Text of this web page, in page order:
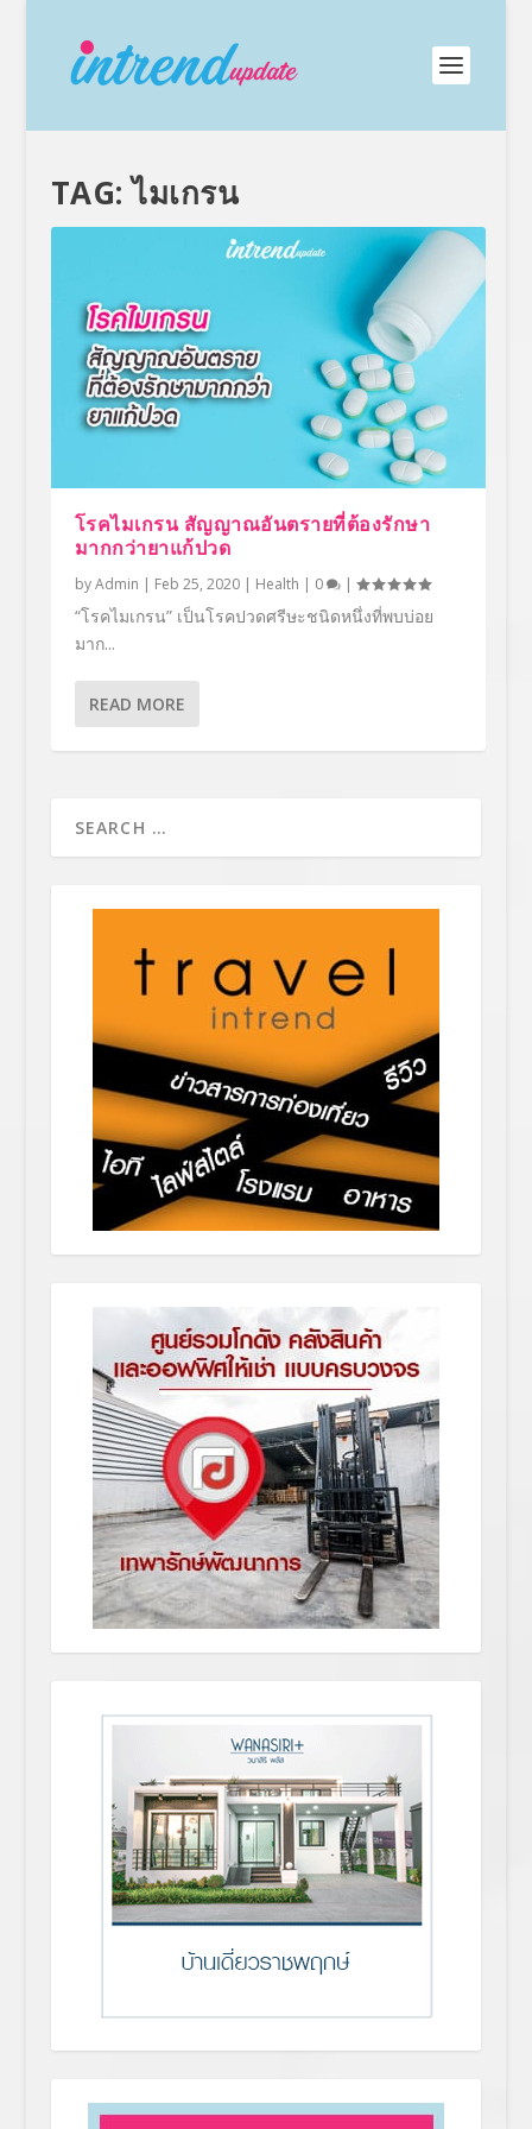
TAG:ไมเกรน
โรคไมเกรน สัญญาณอันตรายที่ต้องรักษา
มากกว่ายาแก้ปวด
byAdmin | Feb 25, 2020| Health | 0 |
“โรคไมเกรน” เป็นโรคปวดศรีษะชนิดหนึ่งที่พบบ่อย
มาก...
READ MORE